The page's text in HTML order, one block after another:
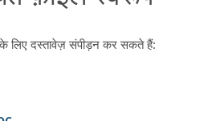
लिए दस्तावेज़ संपीड़न कर सकते हैं: